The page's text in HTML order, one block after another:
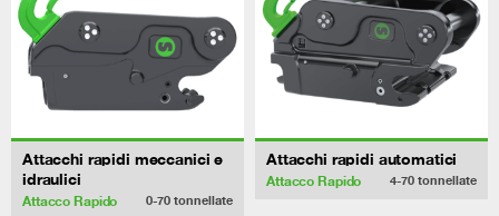
Attacchi rapidi meccanici e
idraulici
Attacco Rapido 0-70 tonnellate
Attacchi rapidi automatici
Attacco Rapido 4-70 tonnellate